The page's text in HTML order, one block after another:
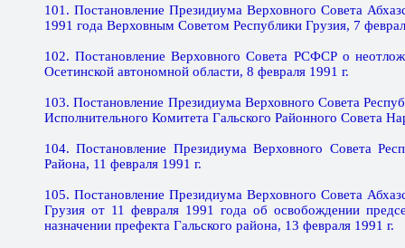
101. Постановление Президиума Верховного Совета
1991 года Верховным Советом Республики Грузия, 7
102. Постановление Верховного Совета РСФСР о
Осетинской автономной области, 8 февраля 1991 г.
103. Постановление Президиума Верховного Совета
Исполнительного Комитета Гальского Районного Совета
104. Постановление Президиума Верховного Совета
Района, 11 февраля 1991 г.
105. Постановление Президиума Верховного Совета
Грузия от 11 февраля 1991 года об освобождении
назначении префекта Гальского района, 13 февраля 1991 г.